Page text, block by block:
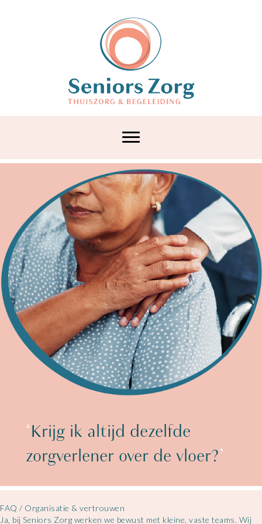
‘Krijg ik altijd dezelfde
zorgverlener over de vloer?’
FAQ / Organisatie & vertrouwen
Ja, bij Seniors Zorg werken we bewust met kleine, vaste teams. Wij